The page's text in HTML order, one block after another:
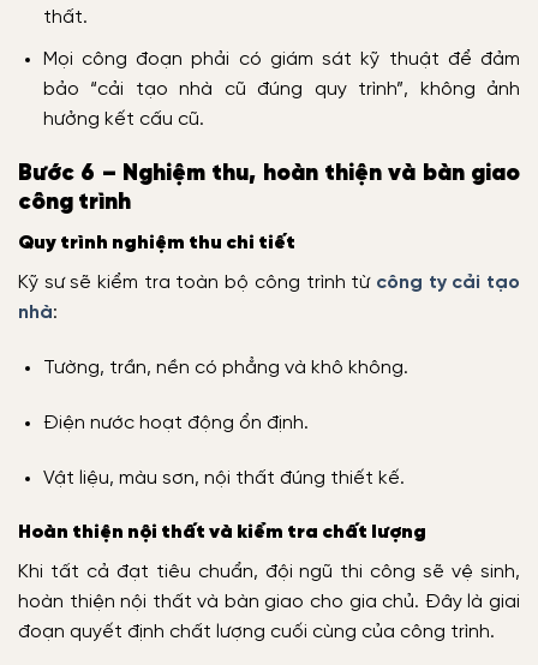
thất.
Mọi công đoạn phải có giám sát kỹ thuật để đảm
bảo “cải tạo nhà cũ đúng quy trình”, không ảnh
hưởng kết cấu cũ.
Bước 6 – Nghiệm thu, hoàn thiện và bàn giao
công trình
Quy trình nghiệm thu chi tiết
Kỹ sư sẽ kiểm tra toàn bộ công trình từ công ty cải tạo
nhà:
Tường, trần, nền có phẳng và khô không.
Điện nước hoạt động ổn định.
Vật liệu, màu sơn, nội thất đúng thiết kế.
Hoàn thiện nội thất và kiểm tra chất lượng
Khi tất cả đạt tiêu chuẩn, đội ngũ thi công sẽ vệ sinh,
hoàn thiện nội thất và bàn giao cho gia chủ. Đây là giai
đoạn quyết định chất lượng cuối cùng của công trình.